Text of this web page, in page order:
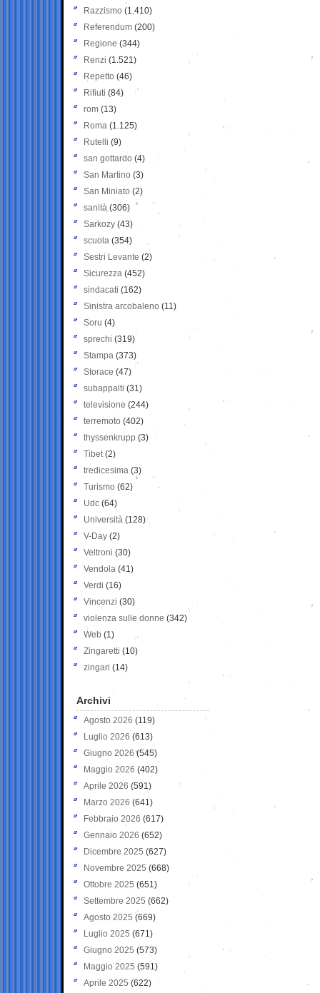
Razzismo (1.410)
Referendum (200)
Regione (344)
Renzi (1.521)
Repetto (46)
Rifiuti (84)
rom (13)
Roma (1.125)
Rutelli (9)
san gottardo (4)
San Martino (3)
San Miniato (2)
sanità (306)
Sarkozy (43)
scuola (354)
Sestri Levante (2)
Sicurezza (452)
sindacati (162)
Sinistra arcobaleno (11)
Soru (4)
sprechi (319)
Stampa (373)
Storace (47)
subappalti (31)
televisione(244)
terremoto (402)
thyssenkrupp (3)
Tibet(2)
tredicesima (3)
Turismo (62)
Udc (64)
Università (128)
V-Day (2)
Veltroni (30)
Vendola (41)
Verdi (16)
Vincenzi (30)
violenza sulle donne (342)
Web (1)
Zingaretti (10)
zingari (14)
Archivi
Agosto 2026 (119)
Luglio 2026 (613)
Giugno 2026 (545)
Maggio 2026 (402)
Aprile 2026 (591)
Marzo 2026 (641)
Febbraio 2026 (617)
Gennaio 2026 (652)
Dicembre 2025 (627)
Novembre 2025 (668)
Ottobre 2025 (651)
Settembre 2025 (662)
Agosto 2025 (669)
Luglio 2025 (671)
Giugno 2025 (573)
Maggio 2025 (591)
Aprile 2025 (622)